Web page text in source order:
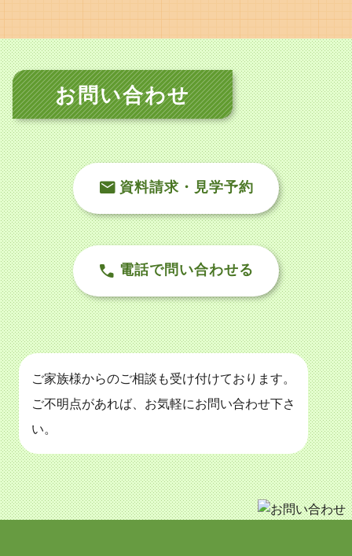
お問い合わせ
資料請求・見学予約
電話で問い合わせる
ご家族様からのご相談も受け付けております。
ご不明点があれば、お気軽にお問い合わせ下さ
い。